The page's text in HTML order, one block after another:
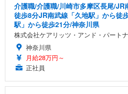
介護職/介護職/川崎市多摩区長尾/JR
徒歩8分JR南武線「久地駅」から徒
駅」から徒歩21分/神奈川県
株式会社ケアリッツ・アンド・パート
神奈川県
月給28万円～
正社員